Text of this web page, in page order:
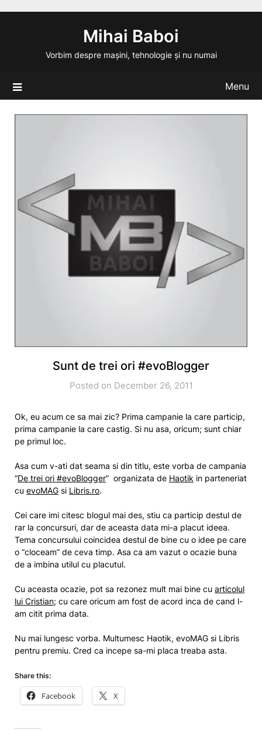
Mihai Baboi
Vorbim despre mașini, tehnologie și nu numai
Menu
Sunt de trei ori #evoBlogger
Posted on December 26, 2011
Ok, eu acum ce sa mai zic? Prima campanie la care particip,
prima campanie la care castig. Si nu asa, oricum; sunt chiar
pe primul loc.
Asa cum v-ati dat seama si din titlu, este vorba de campania
“De trei ori #evoBlogger” organizata de Haotik in parteneriat
cu evoMAG si Libris.ro.
Cei care imi citesc blogul mai des, stiu ca particip destul de
rar la concursuri, dar de aceasta data mi-a placut ideea.
Tema concursului coincidea destul de bine cu o idee pe care
o “cloceam” de ceva timp. Asa ca am vazut o ocazie buna
de a imbina utilul cu placutul.
Cu aceasta ocazie, pot sa rezonez mult mai bine cu articolul
lui Cristian; cu care oricum am fost de acord inca de cand l-
am citit prima data.
Nu mai lungesc vorba. Multumesc Haotik, evoMAG si Libris
pentru premiu. Cred ca incepe sa-mi placa treaba asta.
Share this:
Facebook X